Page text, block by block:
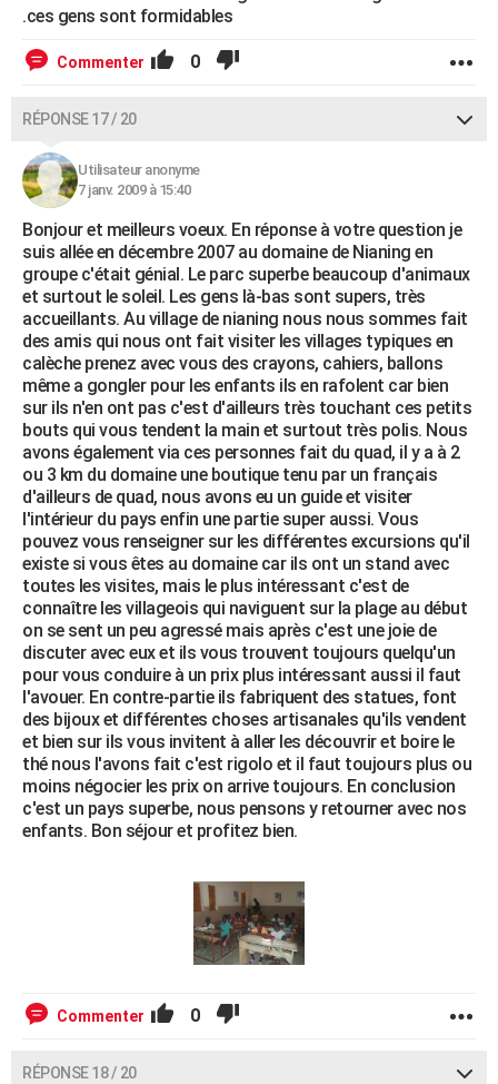
.ces gens sont formidables
Commenter 0
RÉPONSE 17 / 20
Utilisateur anonyme
7 janv. 2009 à 15:40
Bonjour et meilleurs voeux. En réponse à votre question je
suis allée en décembre 2007 au domaine de Nianing en
groupe c'était génial. Le parc superbe beaucoup d'animaux
et surtout le soleil. Les gens là-bas sont supers, très
accueillants. Au village de nianing nous nous sommes fait
des amis qui nous ont fait visiter les villages typiques en
calèche prenez avec vous des crayons, cahiers, ballons
même a gongler pour les enfants ils en rafolent car bien
sur ils n'en ont pas c'est d'ailleurs très touchant ces petits
bouts qui vous tendent la main et surtout très polis. Nous
avons également via ces personnes fait du quad, il y a à 2
ou 3 km du domaine une boutique tenu par un français
d'ailleurs de quad, nous avons eu un guide et visiter
l'intérieur du pays enfin une partie super aussi. Vous
pouvez vous renseigner sur les différentes excursions qu'il
existe si vous êtes au domaine car ils ont un stand avec
toutes les visites, mais le plus intéressant c'est de
connaître les villageois qui naviguent sur la plage au début
on se sent un peu agressé mais après c'est une joie de
discuter avec eux et ils vous trouvent toujours quelqu'un
pour vous conduire à un prix plus intéressant aussi il faut
l'avouer. En contre-partie ils fabriquent des statues, font
des bijoux et différentes choses artisanales qu'ils vendent
et bien sur ils vous invitent à aller les découvrir et boire le
thé nous l'avons fait c'est rigolo et il faut toujours plus ou
moins négocier les prix on arrive toujours. En conclusion
c'est un pays superbe, nous pensons y retourner avec nos
enfants. Bon séjour et profitez bien.
Commenter 0
RÉPONSE 18 / 20